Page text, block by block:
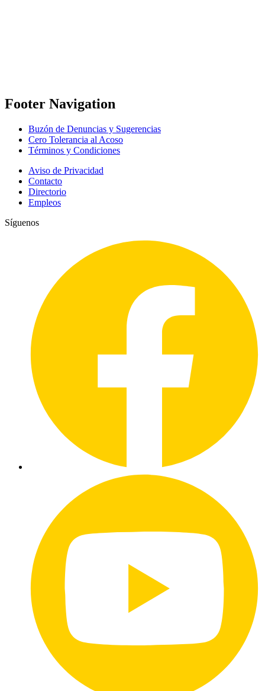
Footer Navigation
Buzón de Denuncias y Sugerencias
Cero Tolerancia al Acoso
Términos y Condiciones
Aviso de Privacidad
Contacto
Directorio
Empleos
Síguenos